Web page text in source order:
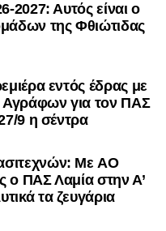
2027: Αυτός είναι ο
της Φθιώτιδας
εντός έδρας με
για τον ΠΑΣ
9 η σέντρα
Με AO
ο ΠΑΣ Λαμία στην Α’
τα ζευγάρια